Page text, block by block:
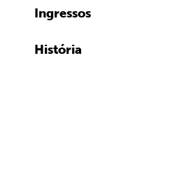
Ingressos
História